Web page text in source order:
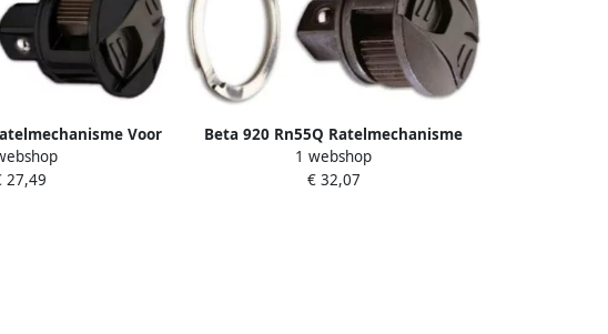
Voor
009001115
27,49
Beta 920 Rn55Q Ratelmechanisme
Voor 920 55Q 009201126
1 webshop
€ 32,07